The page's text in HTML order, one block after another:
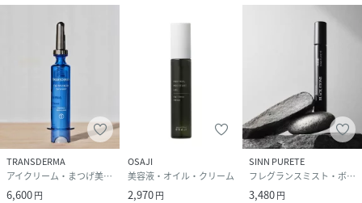
TRANSDERMA
アイクリーム・まつげ美容液・アイケア
6,600円
OSAJI
美容液・オイル・クリーム
2,970円
SINN PURETE
フレグランスミスト・ボディミスト
3,480円